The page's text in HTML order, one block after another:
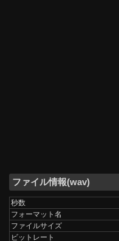
ファイル情報(wav)
秒数
フォーマット名
ファイルサイズ
ビットレート